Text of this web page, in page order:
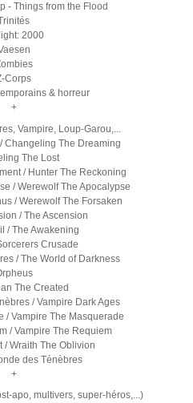
- Things from the Flood
2000
Corps
& horreur
+
Vampire, Loup-Garou,...
Changeling The Dreaming
The Lost
/ Hunter The Reckoning
/ Werewolf The Apocalypse
/ Werewolf The Forsaken
/ The Ascension
/ The Awakening
Crusade
/ The World of Darkness
The Created
/ Vampire Dark Ages
/ Vampire The Masquerade
/ Vampire The Requiem
/ Wraith The Oblivion
des Ténèbres
+
apo, multivers, super-héros,...)